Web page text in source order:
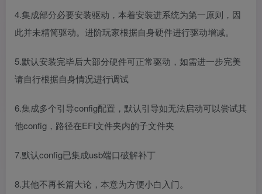
4.集成部分必要安装驱动，本着安装进系统为第一原则，因
此并未精简驱动。进阶玩家根据自身硬件进行驱动增减。
5.默认安装完毕后大部分硬件可正常驱动，如需进一步完美
请自行根据自身情况进行调试
6.集成多个引导config配置，默认引导如无法启动可以尝试其
他config，路径在EFI文件夹内的子文件夹
7.默认config已集成usb端口破解补丁
8.其他不再长篇大论，本意为方便小白入门。